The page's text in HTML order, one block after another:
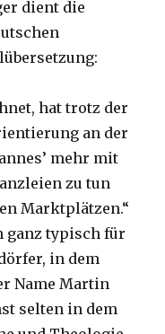
dient die
hat trotz der
an der
mehr mit
zu tun
Marktplätzen.“
ganz typisch für
in dem
Name Martin
selten in dem